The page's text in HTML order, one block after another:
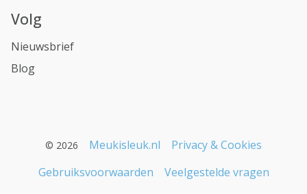
Volg
Nieuwsbrief
Blog
© 2026 Meukisleuk.nl
Privacy & Cookies
Gebruiksvoorwaarden
Veelgestelde vragen